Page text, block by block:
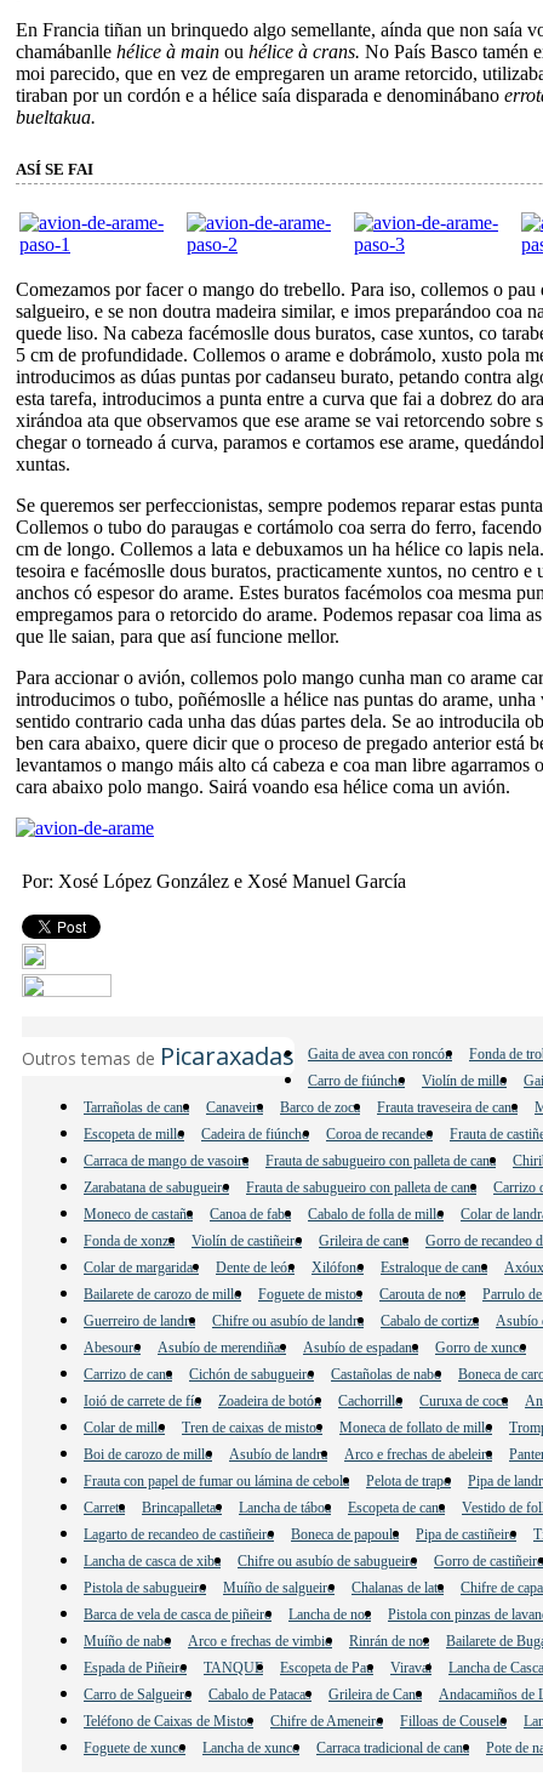
En Francia tiñan un brinquedo algo semellante, aínda que non saía
chamábanlle hélice à main ou hélice à crans. No País Basco tamén
moi parecido, que en vez de empregaren un arame retorcido,
tiraban por un cordón e a hélice saía disparada e denominábano
bueltakua.
ASÍ SE FAI
Comezamos por facer o mango do trebello. Para iso, collemos o pau
salgueiro, e se non doutra madeira similar, e imos preparándoo coa
quede liso. Na cabeza facémoslle dous buratos, case xuntos, co
5 cm de profundidade. Collemos o arame e dobrámolo, xusto pola
introducimos as dúas puntas por cadanseu burato, petando contra
esta tarefa, introducimos a punta entre a curva que fai a dobrez do
xirándoa ata que observamos que ese arame se vai retorcendo sobre
chegar o torneado á curva, paramos e cortamos ese arame,
xuntas.
Se queremos ser perfeccionistas, sempre podemos reparar estas
Collemos o tubo do paraugas e cortámolo coa serra do ferro,
cm de longo. Collemos a lata e debuxamos un ha hélice co lapis
tesoira e facémoslle dous buratos, practicamente xuntos, no centro e
anchos có espesor do arame. Estes buratos facémolos coa mesma
empregamos para o retorcido do arame. Podemos repasar coa lima
que lle saian, para que así funcione mellor.
Para accionar o avión, collemos polo mango cunha man co arame
introducimos o tubo, poñémoslle a hélice nas puntas do arame, unha
sentido contrario cada unha das dúas partes dela. Se ao introducila
ben cara abaixo, quere dicir que o proceso de pregado anterior está
levantamos o mango máis alto cá cabeza e coa man libre agarramos
cara abaixo polo mango. Sairá voando esa hélice coma un avión.
Por: Xosé López González e Xosé Manuel García
Outros temas de Picaraxadas Gaita de avea con roncón
Fonda de
Carro de fiúncho
Violín de millo
Tarrañolas de cana
Canaveira Barco de zoca Frauta traveseira de cana
Escopeta de millo
Cadeira de fiúncho Coroa de recandeo
Frauta de
Carraca de mango de vasoira
Frauta de sabugueiro con palleta de cana
Zarabatana de sabugueiro
Frauta de sabugueiro con palleta de cana
Carrizo
Moneco de castaña
Canoa de faba Cabalo de folla de millo
Colar de
Fonda de xonza
Violín de castiñeiro Grileira de cana
Gorro de recandeo
Colar de margaridas
Dente de león Xilófono Estraloque de cana
Bailarete de carozo de millo
Foguete de mistos Carouta de noz
Parrulo
Guerreiro de landra
Chifre ou asubío de landra Cabalo de cortiza
Asubío
Abesouro
Asubío de merendiñas Asubío de espadana
Gorro de xunco
Carrizo de cana
Cichón de sabugueiro Castañolas de nabo
Boneca de
Ioió de carrete de fío
Zoadeira de botón Cachorrillo Curuxa de coca
Colar de millo
Tren de caixas de mistos Moneca de follato de millo
Boi de carozo de millo
Asubío de landra Arco e frechas de abeleira
Frauta con papel de fumar ou lámina de cebola
Pelota de trapo
Pipa de
Carreta
Brincapalletas Lancha de táboa Escopeta de cana
Vestido de
Lagarto de recandeo de castiñeiro
Boneca de papoula Pipa de castiñeiro
Lancha de casca de xiba
Chifre ou asubío de sabugueiro
Gorro de castiñeiro
Pistola de sabugueiro
Muíño de salgueiro Chalanas de lata
Chifre de
Barca de vela de casca de piñeiro
Lancha de noz
Pistola con pinzas de
Muíño de nabo
Arco e frechas de vimbio Rinrán de noz
Bailarete de
Espada de Piñeiro
TANQUE Escopeta de Pau Viravai
Lancha de
Carro de Salgueiro
Cabalo de Patacas Grileira de Cana
Andacamiños de
Teléfono de Caixas de Mistos
Chifre de Ameneiro Filloas de Couselo
Foguete de xunco
Lancha de xunco Carraca tradicional de cana Pote de